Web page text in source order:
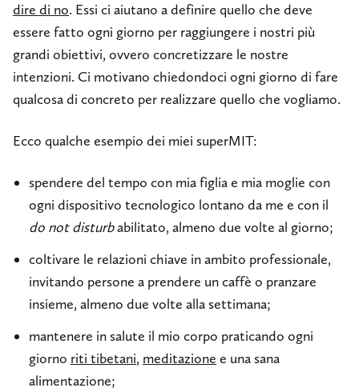
dire di no. Essi ci aiutano a definire quello che deve
essere fatto ogni giorno per raggiungere i nostri più
grandi obiettivi, ovvero concretizzare le nostre
intenzioni. Ci motivano chiedondoci ogni giorno di fare
qualcosa di concreto per realizzare quello che vogliamo.
Ecco qualche esempio dei miei superMIT:
spendere del tempo con mia figlia e mia moglie con
ogni dispositivo tecnologico lontano da me e con il
do not disturbabilitato, almeno due volte al giorno;
coltivare le relazioni chiave in ambito professionale,
invitando persone a prendere un caffè o pranzare
insieme, almeno due volte alla settimana;
mantenere in salute il mio corpo praticando ogni
giorno riti tibetani, meditazione e una sana
alimentazione;